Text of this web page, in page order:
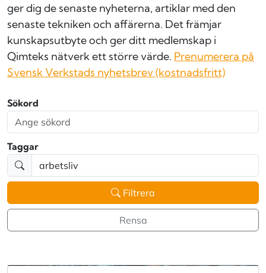
ger dig de senaste nyheterna, artiklar med den
senaste tekniken och affärerna. Det främjar
kunskapsutbyte och ger ditt medlemskap i
Qimteks nätverk ett större värde. Prenumerera på
Svensk Verkstads nyhetsbrev (kostnadsfritt)
Sökord
Taggar
Filtrera
Rensa